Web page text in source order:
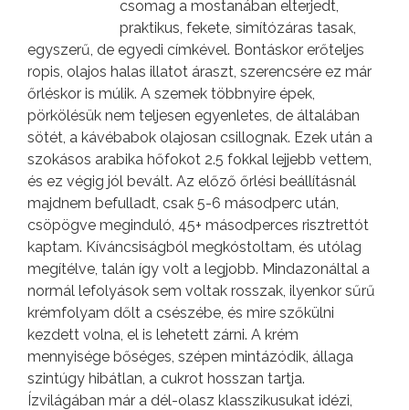
csomag a mostanában elterjedt,
praktikus, fekete, simítózáras tasak,
egyszerű, de egyedi címkével. Bontáskor erőteljes
ropis, olajos halas illatot áraszt, szerencsére ez már
őrléskor is múlik. A szemek többnyire épek,
pörkölésük nem teljesen egyenletes, de általában
sötét, a kávébabok olajosan csillognak. Ezek után a
szokásos arabika hőfokot 2.5 fokkal lejjebb vettem,
és ez végig jól bevált. Az előző őrlési beállításnál
majdnem befulladt, csak 5-6 másodperc után,
csöpögve meginduló, 45+ másodperces risztrettót
kaptam. Kíváncsiságból megkóstoltam, és utólag
megítélve, talán így volt a legjobb. Mindazonáltal a
normál lefolyások sem voltak rosszak, ilyenkor sűrű
krémfolyam dőlt a csészébe, és mire szőkülni
kezdett volna, el is lehetett zárni. A krém
mennyisége bőséges, szépen mintázódik, állaga
szintúgy hibátlan, a cukrot hosszan tartja.
Ízvilágában már a dél-olasz klasszikusukat idézi,